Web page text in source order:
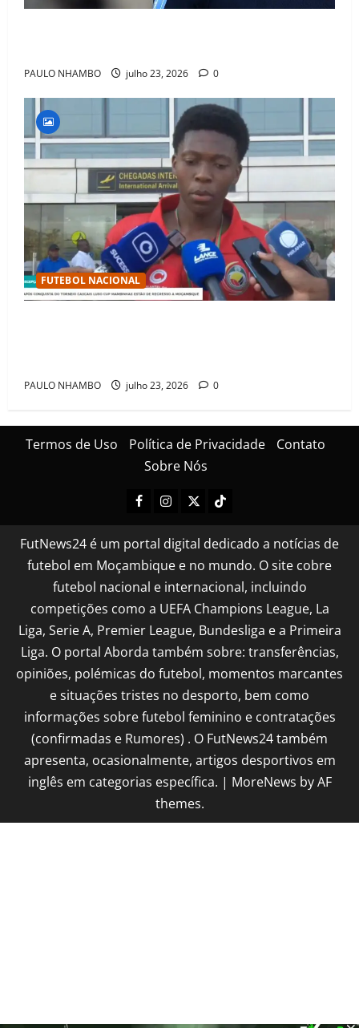
PAULO NHAMBO julho 23, 2026 0
FUTEBOL NACIONAL
PAULO NHAMBO julho 23, 2026 0
Termos de Uso Política de Privacidade
Contato
Sobre Nós
FutNews24 é um portal digital dedicado a notícias de
futebol em Moçambique e no mundo. O site cobre
futebol nacional e internacional, incluindo
competições como a UEFA Champions League, La
Liga, Serie A, Premier League, Bundesliga e a Primeira
Liga. O portal Aborda também sobre: transferências,
opiniões, polémicas do futebol, momentos marcantes
e situações tristes no desporto, bem como
informações sobre futebol feminino e contratações
(confirmadas e Rumores) . O FutNews24 também
apresenta, ocasionalmente, artigos desportivos em
inglês em categorias específica. | MoreNews by AF
themes.